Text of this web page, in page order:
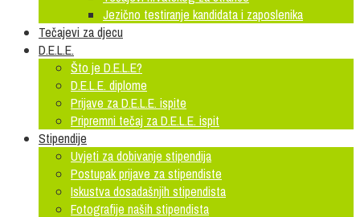
Jezično testiranje kandidata i zaposlenika
Tečajevi za djecu
D.E.L.E.
Što je D.E.L.E?
D.E.L.E. diplome
Prijave za D.E.L.E. ispite
Pripremni tečaj za D.E.L.E. ispit
Stipendije
Uvjeti za dobivanje stipendija
Postupak prijave za stipendiste
Iskustva dosadašnjih stipendista
Fotografije naših stipendista